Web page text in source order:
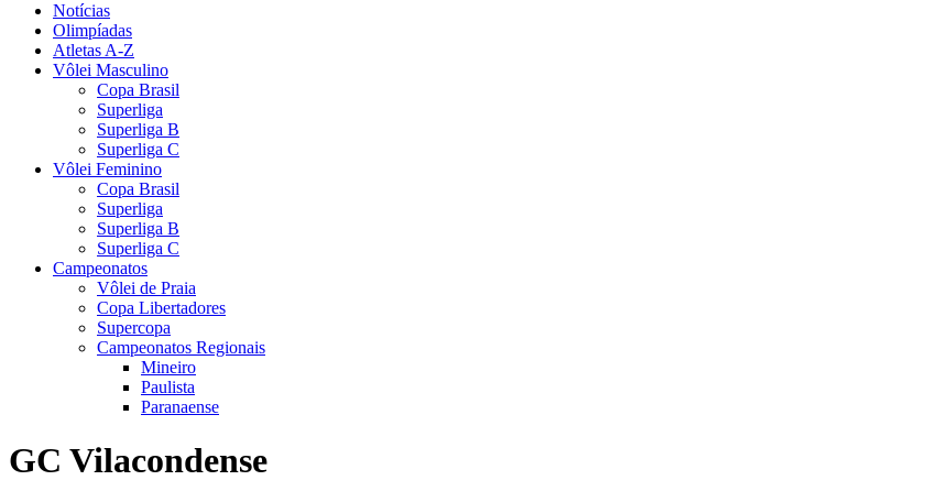
Notícias
Olimpíadas
Atletas A-Z
Vôlei Masculino
Copa Brasil
Superliga
Superliga B
Superliga C
Vôlei Feminino
Copa Brasil
Superliga
Superliga B
Superliga C
Campeonatos
Vôlei de Praia
Copa Libertadores
Supercopa
Campeonatos Regionais
Mineiro
Paulista
Paranaense
GC Vilacondense